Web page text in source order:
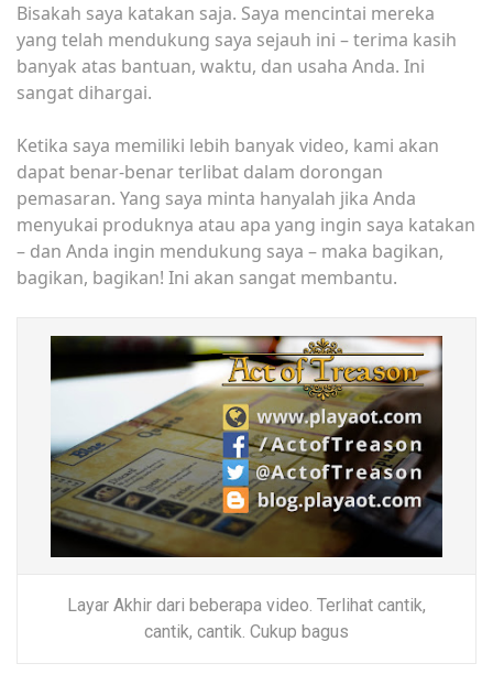
Bisakah saya katakan saja. Saya mencintai mereka
yang telah mendukung saya sejauh ini – terima kasih
banyak atas bantuan, waktu, dan usaha Anda. Ini
sangat dihargai.
Ketika saya memiliki lebih banyak video, kami akan
dapat benar-benar terlibat dalam dorongan
pemasaran. Yang saya minta hanyalah jika Anda
menyukai produknya atau apa yang ingin saya katakan
– dan Anda ingin mendukung saya – maka bagikan,
bagikan, bagikan! Ini akan sangat membantu.
Layar Akhir dari beberapa video. Terlihat cantik,
cantik, cantik. Cukup bagus